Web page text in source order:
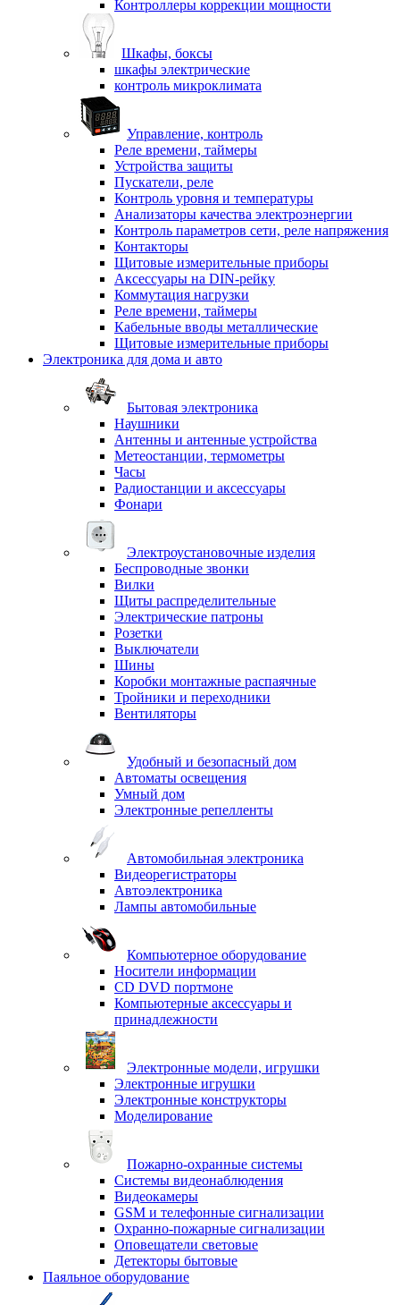
Контроллеры коррекции мощности
Шкафы, боксы
шкафы электрические
контроль микроклимата
Управление, контроль
Реле времени, таймеры
Устройства защиты
Пускатели, реле
Контроль уровня и температуры
Анализаторы качества электроэнергии
Контроль параметров сети, реле напряжения
Контакторы
Щитовые измерительные приборы
Аксессуары на DIN-рейку
Коммутация нагрузки
Реле времени, таймеры
Кабельные вводы металлические
Щитовые измерительные приборы
Электроника для дома и авто
Бытовая электроника
Наушники
Антенны и антенные устройства
Метеостанции, термометры
Часы
Радиостанции и аксессуары
Фонари
Электроустановочные изделия
Беспроводные звонки
Вилки
Щиты распределительные
Электрические патроны
Розетки
Выключатели
Шины
Коробки монтажные распаячные
Тройники и переходники
Вентиляторы
Удобный и безопасный дом
Автоматы освещения
Умный дом
Электронные репелленты
Автомобильная электроника
Видеорегистраторы
Автоэлектроника
Лампы автомобильные
Компьютерное оборудование
Носители информации
CD DVD портмоне
Компьютерные аксессуары и
принадлежности
Электронные модели, игрушки
Электронные игрушки
Электронные конструкторы
Моделирование
Пожарно-охранные системы
Системы видеонаблюдения
Видеокамеры
GSM и телефонные сигнализации
Охранно-пожарные сигнализации
Оповещатели световые
Детекторы бытовые
Паяльное оборудование